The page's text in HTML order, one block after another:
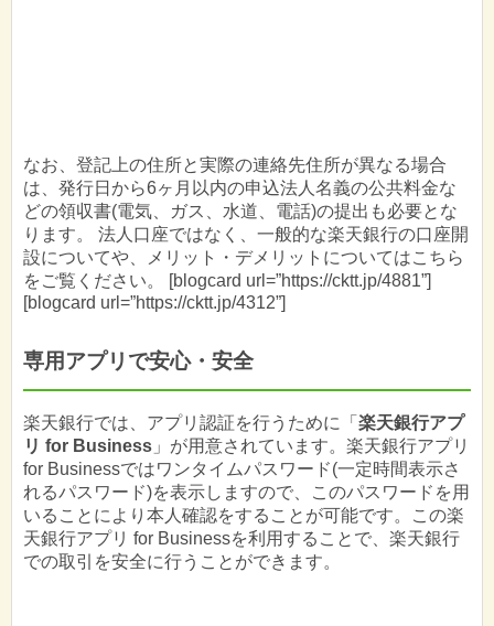
なお、登記上の住所と実際の連絡先住所が異なる場合
は、発行日から6ヶ月以内の申込法人名義の公共料金な
どの領収書(電気、ガス、水道、電話)の提出も必要とな
ります。 法人口座ではなく、一般的な楽天銀行の口座開
設についてや、メリット・デメリットについてはこちら
をご覧ください。 [blogcard url=”https://cktt.jp/4881”]
[blogcard url=”https://cktt.jp/4312”]
専用アプリで安心・安全
楽天銀行では、アプリ認証を行うために「 楽天銀行アプ
リ for Business 」が用意されています。楽天銀行アプリ
for Businessではワンタイムパスワード(一定時間表示さ
れるパスワード)を表示しますので、このパスワードを用
いることにより本人確認をすることが可能です。この楽
天銀行アプリ for Businessを利用することで、楽天銀行
での取引を安全に行うことができます。